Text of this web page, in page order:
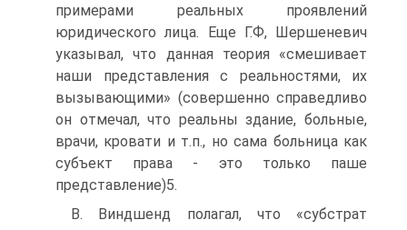
примерами реальных проявлений
юридического лица. Еще Г.Ф, Шершеневич
указывал, что данная теория «смешивает
наши представления с реальностями, их
вызывающими» (совершенно справедливо
он отмечал, что реальны здание, больные,
врачи, кровати и т.п., но сама больница как
субъект права - это только паше
представление)5.
В. Виндшенд полагал, что «субстрат